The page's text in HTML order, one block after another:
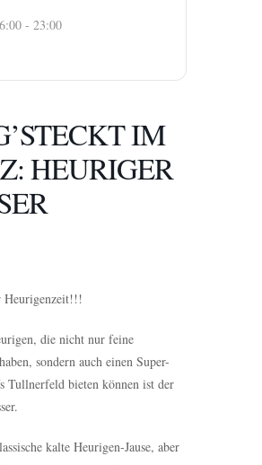
- 23:00
IM
HEURIGER
Heurigenzeit!!!
die nicht nur feine
sondern auch einen Super-
Tullnerfeld bieten können ist der
kalte Heurigen-Jause, aber